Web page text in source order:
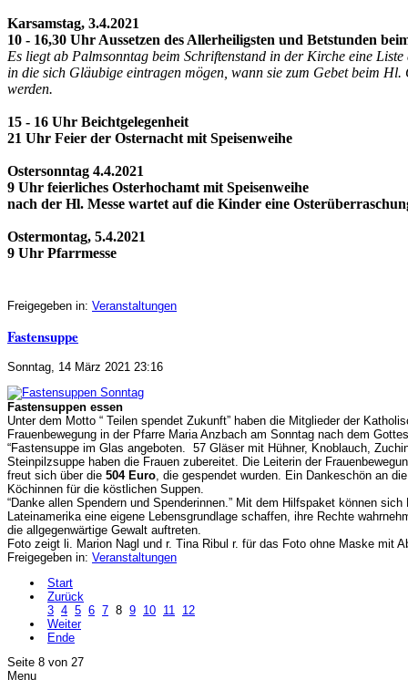
Karsamstag, 3.4.2021
10 - 16,30 Uhr Aussetzen des Allerheiligsten und Betstunden
Es liegt ab Palmsonntag beim Schriftenstand in der Kirche eine Liste
in die sich Gläubige eintragen mögen, wann sie zum Gebet beim Hl.
werden.
15 - 16 Uhr Beichtgelegenheit
21 Uhr Feier der Osternacht mit Speisenweihe
Ostersonntag 4.4.2021
9 Uhr feierliches Osterhochamt mit Speisenweihe
nach der Hl. Messe wartet auf die Kinder eine
Ostermontag, 5.4.2021
9 Uhr Pfarrmesse
Freigegeben in: Veranstaltungen
Fastensuppe
Sonntag, 14 März 2021 23:16
Fastensuppen essen
Unter dem Motto “ Teilen spendet Zukunft” haben die Mitglieder der
Frauenbewegung in der Pfarre Maria Anzbach am Sonntag nach dem
“Fastensuppe im Glas angeboten. 57 Gläser mit Hühner, Knoblauch,
Steinpilzsuppe haben die Frauen zubereitet. Die Leiterin der
freut sich über die 504 Euro , die gespendet wurden. Ein Dankeschön an
Köchinnen für die köstlichen Suppen.
“Danke allen Spendern und Spenderinnen.” Mit dem Hilfspaket können sich
Lateinamerika eine eigene Lebensgrundlage schaffen, ihre Rechte
die allgegenwärtige Gewalt auftreten.
Foto zeigt li. Marion Nagl und r. Tina Ribul r. für das Foto ohne Maske mit
Freigegeben in: Veranstaltungen
Start
Zurück
3 4 5 6 7 8 9 10 11
12
Weiter
Ende
Seite 8 von 27
Menu